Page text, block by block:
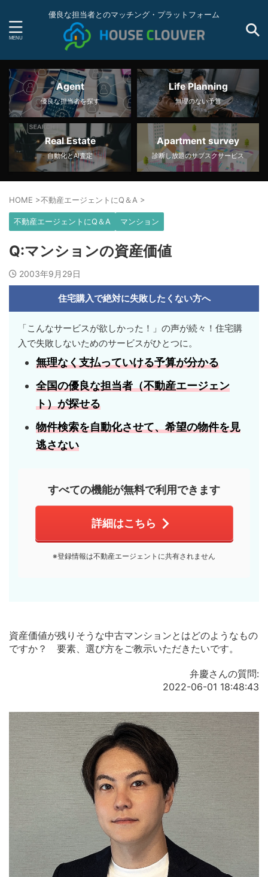
優良な担当者とのマッチング・プラットフォーム
Agent
優良な担当者を探す
Life Planning
無理のない予算
Real Estate
自動化とAI査定
Apartment survey
診断し放題のサブスクサービス
HOME >不動産エージェントにQ＆A >
不動産エージェントにQ＆A マンション
Q:マンションの資産価値
2003年9月29日
住宅購入で絶対に失敗したくない方へ
「こんなサービスが欲しかった！」の声が続々！住宅購
入で失敗しないためのサービスがひとつに。
無理なく支払っていける予算が分かる
全国の優良な担当者（不動産エージェン
ト）が探せる
物件検索を自動化させて、希望の物件を見
逃さない
すべての機能が無料で利用できます
詳細はこちら
※登録情報は不動産エージェントに共有されません
資産価値が残りそうな中古マンションとはどのようなもの
ですか？ 要素、選び方をご教示いただきたいです。
弁慶さんの質問:
2022-06-01 18:48:43